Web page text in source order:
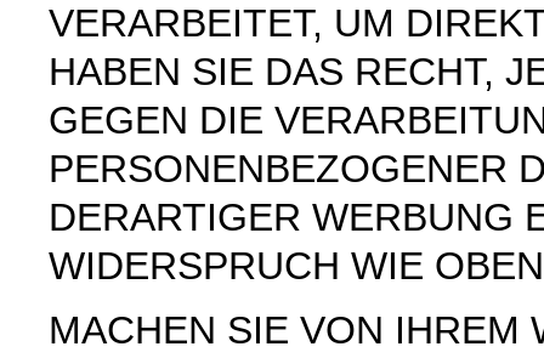
VERARBEITET, UM
HABEN SIE DAS RECHT,
GEGEN DIE
PERSONENBEZOGENER
DERARTIGER WERBUNG
WIDERSPRUCH WIE
MACHEN SIE VON IHREM